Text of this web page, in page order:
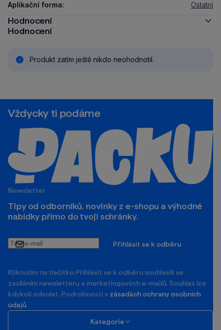
Aplikační forma: Ostatní
Hodnocení
Hodnocení
Produkt zatím ještě nikdo neohodnotil.
Vždycky ti podáme
Newsletter
Tipy od odborníků, novinky z e‑shopu a výhodné
nabídky přímo do tvojí schránky.
Tvůj
e-
Přihlásit se k odběru
Kliknutím na tlačítko Příhlásit se k odběru souhlasíš se
zasíláním newsletteru a marketingových e-mailů. Souhlas lze
kdykoli odvolat. Podrobnosti v zásadách ochrany osobních
údajů.
Kategorie